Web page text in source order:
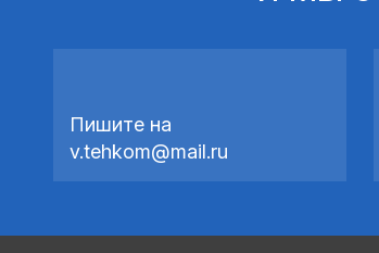
Пишите на
v.tehkom@mail.ru